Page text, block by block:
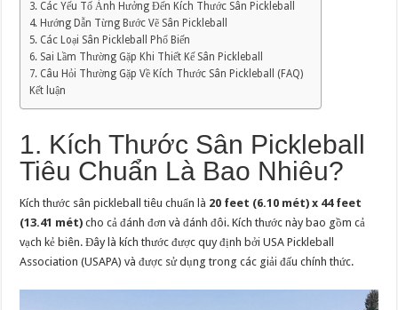
3. Các Yếu Tố Ảnh Hưởng Đến Kích Thước Sân Pickleball
4. Hướng Dẫn Từng Bước Vẽ Sân Pickleball
5. Các Loại Sân Pickleball Phổ Biến
6. Sai Lầm Thường Gặp Khi Thiết Kế Sân Pickleball
7. Câu Hỏi Thường Gặp Về Kích Thước Sân Pickleball (FAQ)
Kết luận
1. Kích Thước Sân Pickleball
Tiêu Chuẩn Là Bao Nhiêu?
Kích thước sân pickleball tiêu chuẩn là 20 feet (6.10 mét) x 44 feet
(13.41 mét) cho cả đánh đơn và đánh đôi. Kích thước này bao gồm cả
vạch kẻ biên. Đây là kích thước được quy định bởi USA Pickleball
Association (USAPA) và được sử dụng trong các giải đấu chính thức.